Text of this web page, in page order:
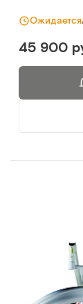
Ожидается
45 900